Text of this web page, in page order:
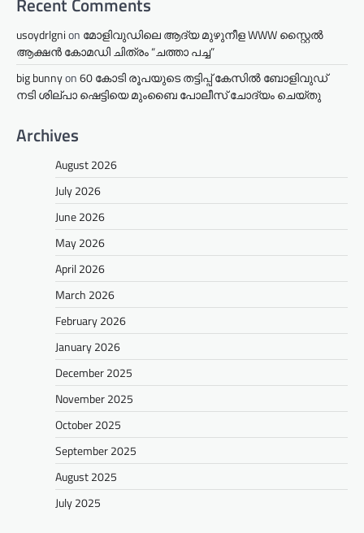
usoydrlgnion മോളിവുഡിലെ ആദ്യ മുഴുനീള WWW സ്റ്റൈൽ
ആക്ഷൻ കോമഡി ചിത്രം “ചത്താ പച്ച”
big bunnyon60 കോടി രൂപയുടെ തട്ടിപ്പ് കേസിൽ ബോളിവുഡ്
നടി ശില്പാ ഷെട്ടിയെ മുംബൈ പോലീസ് ചോദ്യം ചെയ്തു
Archives
August 2026
July 2026
June 2026
May 2026
April 2026
March 2026
February 2026
January 2026
December 2025
November 2025
October 2025
September 2025
August 2025
July 2025